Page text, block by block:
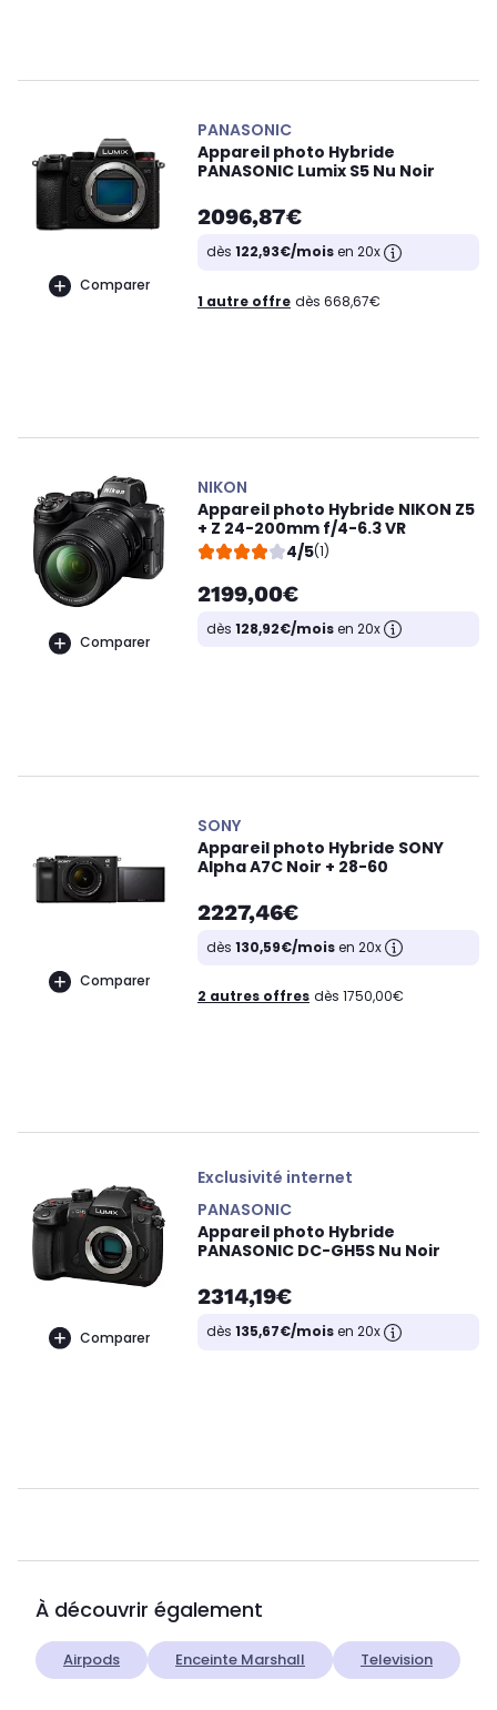
Comparer
PANASONIC
Appareil photo Hybride
PANASONIC Lumix S5 Nu Noir
2096,87€
dès 122,93€/moisen 20x
1 autre offre dès 668,67€
Comparer
NIKON
Appareil photo Hybride NIKON Z5
+ Z 24-200mm f/4-6.3 VR
4/5(1)
2199,00€
dès 128,92€/moisen 20x
Comparer
SONY
Appareil photo Hybride SONY
Alpha A7C Noir + 28-60
2227,46€
dès 130,59€/moisen 20x
2 autres offres dès 1750,00€
Comparer
Exclusivité internet
PANASONIC
Appareil photo Hybride
PANASONIC DC-GH5S Nu Noir
2314,19€
dès 135,67€/moisen 20x
À découvrir également
Airpods Enceinte Marshall Television